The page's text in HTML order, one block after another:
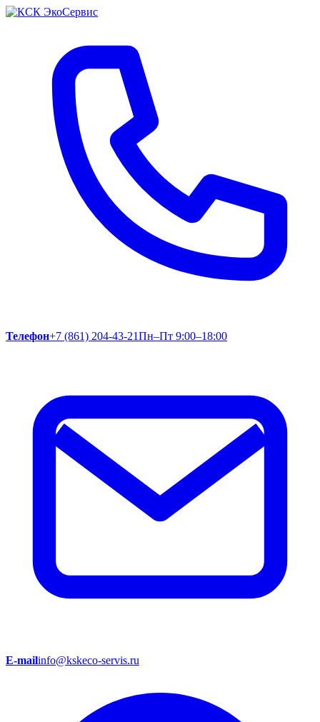
Телефон+7 (861) 204-43-21Пн–Пт 9:00–18:00
E-mailinfo@kskeco-servis.ru